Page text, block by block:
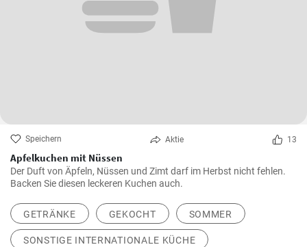
Speichern Aktie 13
Apfelkuchen mit Nüssen
Der Duft von Äpfeln, Nüssen und Zimt darf im Herbst nicht fehlen.
Backen Sie diesen leckeren Kuchen auch.
GETRÄNKE GEKOCHT SOMMER
SONSTIGE INTERNATIONALE KÜCHE